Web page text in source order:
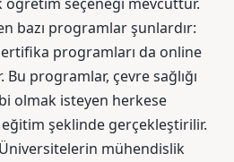
bazı programlar şunlardır:
programları da online
programlar, çevre sağlığı
olmak isteyen herkese
şeklinde gerçekleştirilir.
mühendislik